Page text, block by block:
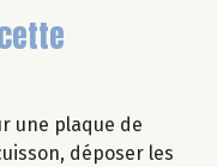
une plaque de
déposer les